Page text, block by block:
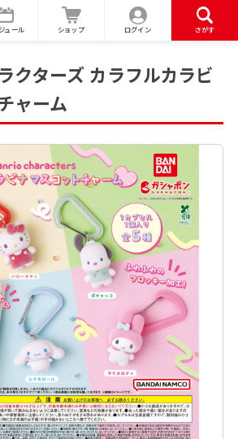
ュール ショップ ログイン さがす
クターズ カラフルカラビ
ャーム